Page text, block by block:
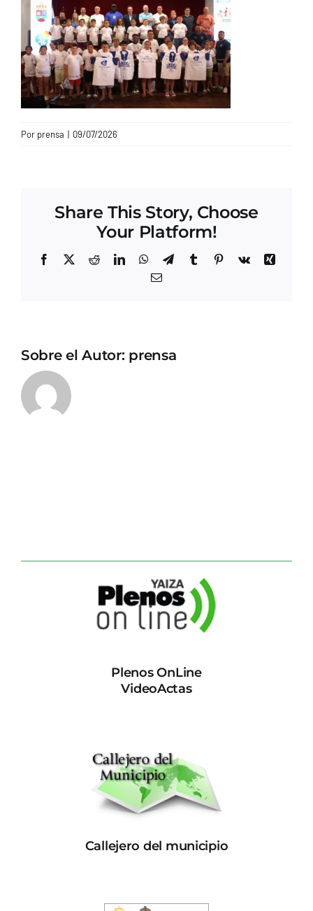
CONTACTO
Por prensa | 09/07/2026
Share This Story, Choose
Your Platform!
Facebook
X RedditLinkedInWhatsApp
TelegramTumblrPinterest
Vk
Xing
Correo
Sobre el Autor: prensa
Plenos OnLine
VideoActas
Callejero del municipio